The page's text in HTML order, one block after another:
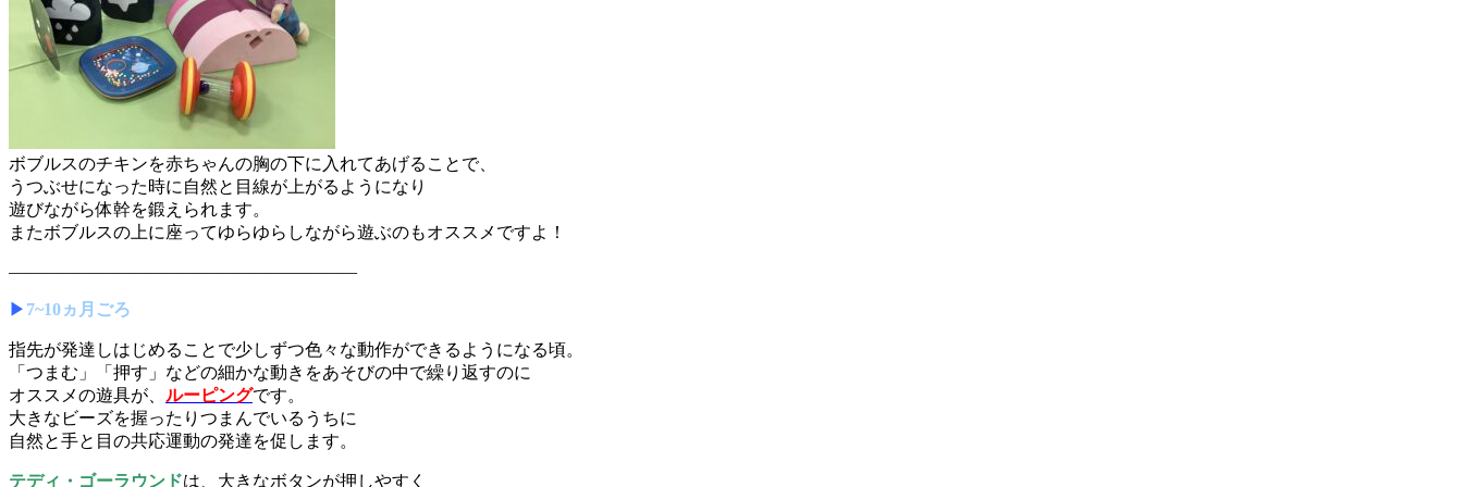
ボブルスのチキンを赤ちゃんの胸の下に入れてあげることで、
うつぶせになった時に自然と目線が上がるようになり
遊びながら体幹を鍛えられます。
またボブルスの上に座ってゆらゆらしながら遊ぶのもオススメですよ！
————————————————————
▶︎ 7~10ヵ月ごろ
指先が発達しはじめることで少しずつ色々な動作ができるようになる頃。
「つまむ」「押す」などの細かな動きをあそびの中で繰り返すのに
オススメの遊具が、 ルーピングです。
大きなビーズを握ったりつまんでいるうちに
自然と手と目の共応運動の発達を促します。
テディ・ゴーラウンドは、大きなボタンが押しやすく